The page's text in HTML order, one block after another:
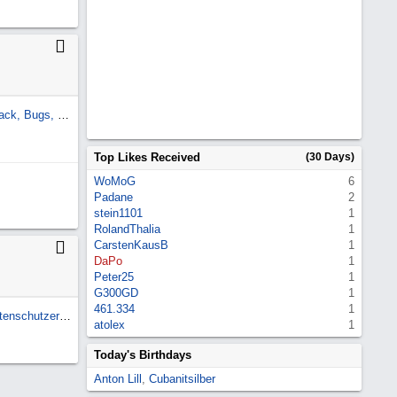
Forums-Software 8,0 Feedback, Bugs, Wünsche
Rechtliche Hinweise und Datenschutzerklärung
Top Likes Received (30 Days)
WoMoG
6
Padane
2
stein1101
1
RolandThalia
1
CarstenKausB
1
DaPo
1
Peter25
1
G300GD
1
461.334
1
atolex
1
Today's Birthdays
Anton Lill , Cubanitsilber